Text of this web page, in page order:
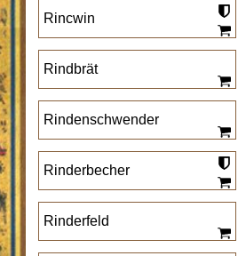
Rincwin
Rindbrät
Rindenschwender
Rinderbecher
Rinderfeld